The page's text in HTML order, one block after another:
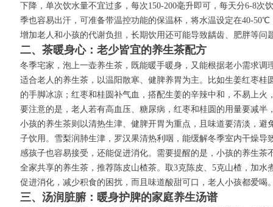
下降，单次饮水量不宜过多，每次150-200毫升即可，每天分6-8
季也容易出汗，可准备带温控功能的保温杯，将水温设定在40-
增加老人和小孩的代谢负担，长期饮用还可能导致龋齿、肥胖等问
二、茶暖身心：老少皆宜的养生茶配方
冬季宅家，泡上一壶养生茶，既能暖手暖身，又能根据老小需求
适合老人的养生茶，以温阳散寒、健脾养胃为主。比如生姜红枣
的手脚冰凉；红枣和桂圆补气血，搭配生姜的辛辣中和，不易上
要注意的是，老人若有高血压、糖尿病，红枣和桂圆的用量要减半
小孩的养生茶则以清热生津、健脾开胃为重点，且味道要清淡，
子饮用。雪梨润肺生津，罗汉果清热利咽，能缓解冬季室内干燥
感孩子也容易接受，还能促进消化。需要提醒的是，小孩的养生
全家共享的养生茶，推荐陈皮山楂茶。取3克陈皮、5克山楂，加
促进消化，减少积食的困扰，而且味道酸甜可口，老人小孩都爱喝
三、汤润脏腑：暖身护脾的家庭养生汤谱